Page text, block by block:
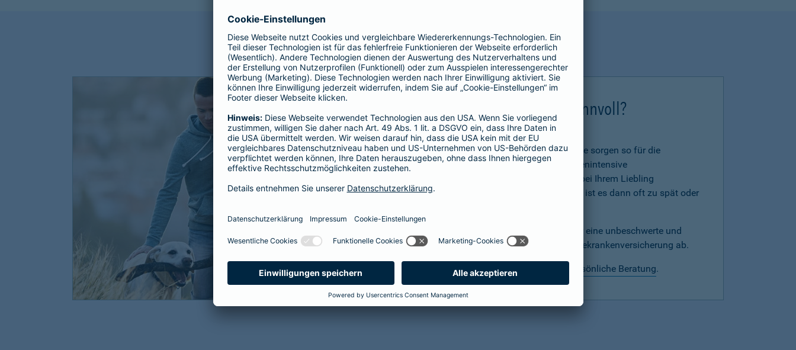
Wann ist eine Hundekrankenversicherung sinnvoll?
Der Abschluss einer Krankenversicherung lohnt sich immer, denn Sie sorgen so für die
Gesundheit Ihres Hundes vor. Mit zunehmendem Alter werden kostenintensive
Alterserscheinungen wie Grauer Star, Arthrose oder Zahnprobleme bei Ihrem Liebling
wahrscheinlicher. Für den Abschluss einer Tierkrankenversicherung ist es dann oft zu spät oder
Sorgen Sie als Hundehalterin oder Hundehalter lieber rechtzeitig für eine unbeschwerte und
gesunde Zukunft für Ihr Tier und sichern Sie es jetzt mit einer Hundekrankenversicherung ab.
Benötigen Sie weitere Informationen? Dann empfehlen wir eine persönliche Beratung.